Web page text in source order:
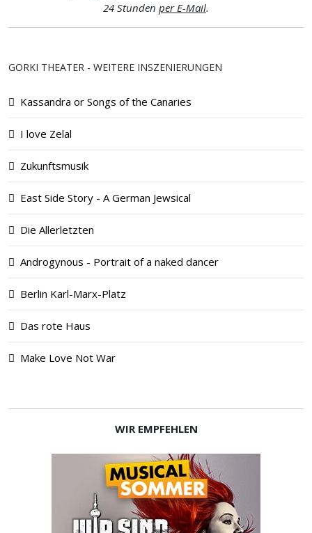
24 Stunden per E-Mail.
GORKI THEATER - WEITERE INSZENIERUNGEN
Kassandra or Songs of the Canaries
I love Zelal
Zukunftsmusik
East Side Story - A German Jewsical
Die Allerletzten
Androgynous - Portrait of a naked dancer
Berlin Karl-Marx-Platz
Das rote Haus
Make Love Not War
WIR EMPFEHLEN